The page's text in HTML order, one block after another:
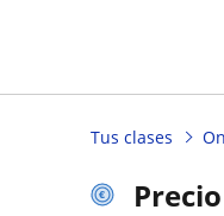
Tus clases
Precio